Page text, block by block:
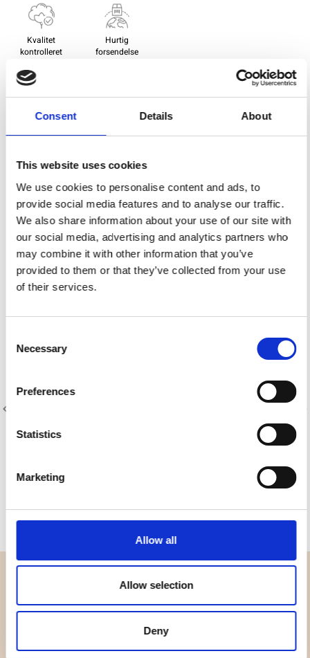
Consent Details About
This website uses cookies
We use cookies to personalise content and ads, to
provide social media features and to analyse our traffic.
We also share information about your use of our site with
our social media, advertising and analytics partners who
may combine it with other information that you’ve
provided to them or that they’ve collected from your use
of their services.
Selection
Necessary
Preferences
Statistics
Marketing
Allow all
Allow selection
Deny
Kvalitet
kontrolleret
Hurtig
forsendelse
Bredde
114,00
Materiale
Vægt pr. kvadratmeter (m2)
0,093 Kg.
Du vil måske også synes om
Hvem er vi